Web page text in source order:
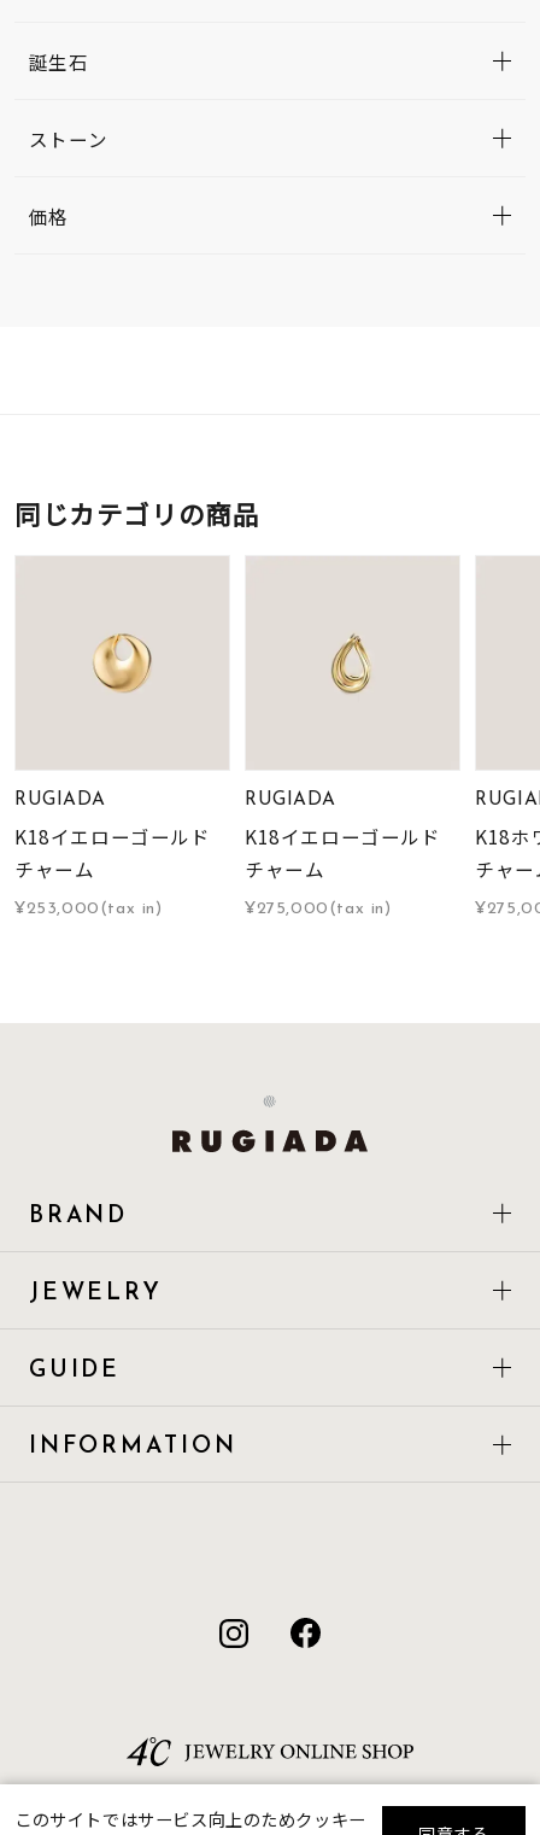
誕生石
ストーン
価格
同じカテゴリの商品
RUGIADA
K18イエローゴールド
チャーム
¥253,000(tax in)
RUGIADA
K18イエローゴールド
チャーム
¥275,000(tax in)
K18ホ
チャー
BRAND
JEWELRY
GUIDE
INFORMATION
このサイトではサービス向上のためクッキー